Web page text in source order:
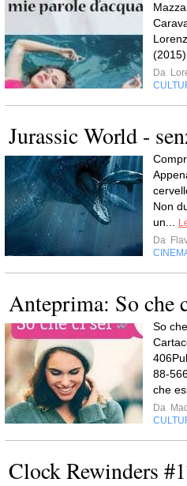
Da
Jurassic World -
Non
un...
Da
Anteprima: So che
So
88-
che
Da
Clock Rewinders